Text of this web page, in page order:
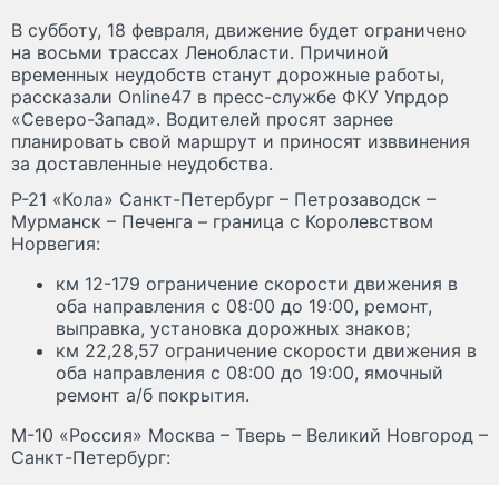
В субботу, 18 февраля, движение будет ограничено
на восьми трассах Ленобласти. Причиной
временных неудобств станут дорожные работы,
рассказали Online47 в пресс-службе ФКУ Упрдор
«Северо-Запад». Водителей просят зарнее
планировать свой маршрут и приносят изввинения
за доставленные неудобства.
Р-21 «Кола» Санкт-Петербург – Петрозаводск –
Мурманск – Печенга – граница с Королевством
Норвегия:
км 12-179 ограничение скорости движения в
оба направления с 08:00 до 19:00, ремонт,
выправка, установка дорожных знаков;
км 22,28,57 ограничение скорости движения в
оба направления с 08:00 до 19:00, ямочный
ремонт а/б покрытия.
М-10 «Россия» Москва – Тверь – Великий Новгород –
Санкт-Петербург: